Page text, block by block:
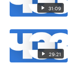
31:09
29:21